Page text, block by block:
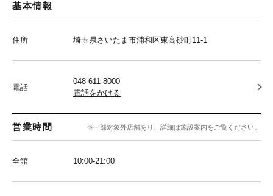
基本情報
住所 埼玉県さいたま市浦和区東高砂町11-1
電話
048-611-8000
電話をかける
営業時間 ※一部対象外店舗あり、詳細は施設案内をご覧ください。
全館 10:00‐21:00